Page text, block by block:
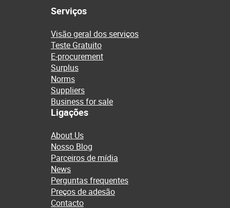
Serviços
Visão geral dos serviços
Teste Gratuito
E-procurement
Surplus
Norms
Suppliers
Business for sale
Ligações
About Us
Nosso Blog
Parceiros de mídia
News
Perguntas frequentes
Preços de adesão
Contacto